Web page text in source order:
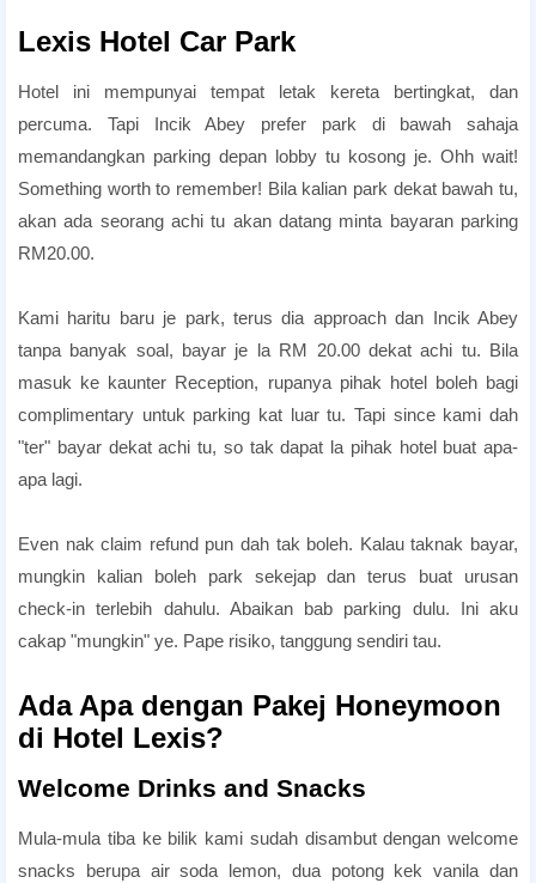
Lexis Hotel Car Park
Hotel ini mempunyai tempat letak kereta bertingkat, dan
percuma. Tapi Incik Abey prefer park di bawah sahaja
memandangkan parking depan lobby tu kosong je. Ohh wait!
Something worth to remember! Bila kalian park dekat bawah tu,
akan ada seorang achi tu akan datang minta bayaran parking
RM20.00.
Kami haritu baru je park, terus dia approach dan Incik Abey
tanpa banyak soal, bayar je la RM 20.00 dekat achi tu. Bila
masuk ke kaunter Reception, rupanya pihak hotel boleh bagi
complimentary untuk parking kat luar tu. Tapi since kami dah
"ter" bayar dekat achi tu, so tak dapat la pihak hotel buat apa-
apa lagi.
Even nak claim refund pun dah tak boleh. Kalau taknak bayar,
mungkin kalian boleh park sekejap dan terus buat urusan
check-in terlebih dahulu. Abaikan bab parking dulu. Ini aku
cakap "mungkin" ye. Pape risiko, tanggung sendiri tau.
Ada Apa dengan Pakej Honeymoon
di Hotel Lexis?
Welcome Drinks and Snacks
Mula-mula tiba ke bilik kami sudah disambut dengan welcome
snacks berupa air soda lemon, dua potong kek vanila dan